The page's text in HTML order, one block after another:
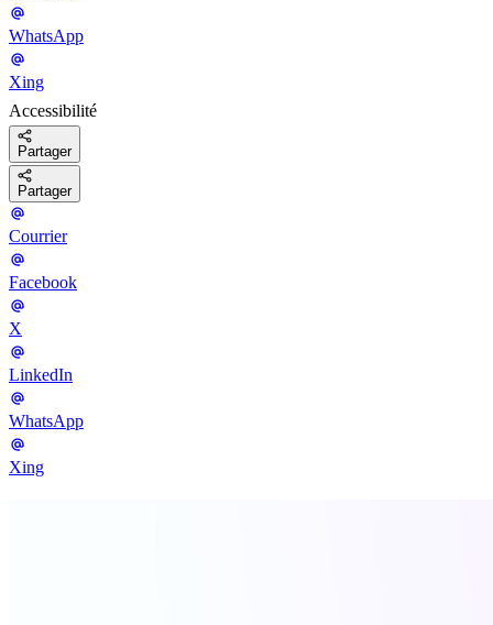
WhatsApp
Xing
Accessibilité
Partager
Partager
Courrier
Facebook
X
LinkedIn
WhatsApp
Xing